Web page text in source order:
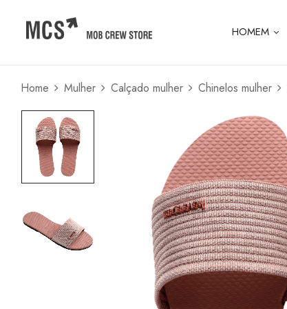
HOMEM
Home Mulher Calçado mulher Chinelos mulher